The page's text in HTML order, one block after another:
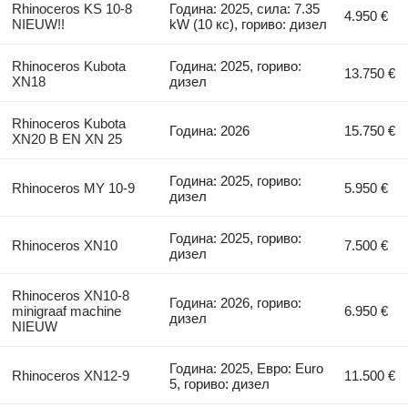
Rhinoceros KS 10-8
NIEUW!!
Година: 2025, сила: 7.35
kW (10 кс), гориво: дизел
4.950 €
Rhinoceros Kubota
XN18
Година: 2025, гориво:
дизел
13.750 €
Rhinoceros Kubota
XN20 B EN XN 25
Година: 2026 15.750 €
Rhinoceros MY 10-9
Година: 2025, гориво:
дизел
5.950 €
Rhinoceros XN10
Година: 2025, гориво:
дизел
7.500 €
Rhinoceros XN10-8
minigraaf machine
NIEUW
Година: 2026, гориво:
дизел
6.950 €
Rhinoceros XN12-9
Година: 2025, Евро: Euro
5, гориво: дизел
11.500 €